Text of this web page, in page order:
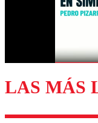
LAS MÁS